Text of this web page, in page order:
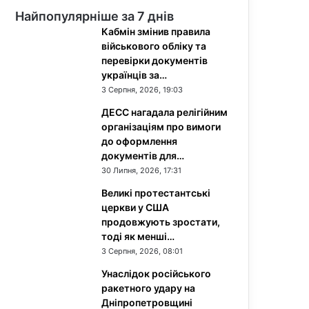
Найпопулярніше за 7 днів
Кабмін змінив правила
військового обліку та
перевірки документів
українців за…
3 Серпня, 2026, 19:03
ДЕСС нагадала релігійним
організаціям про вимоги
до оформлення
документів для…
30 Липня, 2026, 17:31
Великі протестантські
церкви у США
продовжують зростати,
тоді як менші…
3 Серпня, 2026, 08:01
Унаслідок російського
ракетного удару на
Дніпропетровщині